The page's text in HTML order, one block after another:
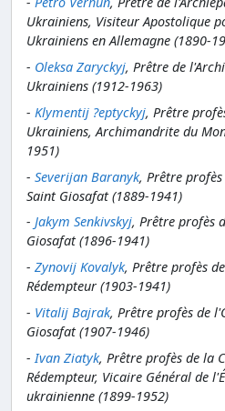
Ukrainiens, Visiteur Apostolique
Ukrainiens en Allemagne (1890-
- Oleksa Zaryckyj, Prêtre de
Ukrainiens (1912-1963)
- Klymentij ?eptyckyj, Prêtre
Ukrainiens, Archimandrite du
1951)
- Severijan Baranyk, Prêtre
Saint Giosafat (1889-1941)
- Jakym Senkivskyj, Prêtre profès
Giosafat (1896-1941)
- Zynovij Kovalyk, Prêtre profès
Rédempteur (1903-1941)
- Vitalij Bajrak, Prêtre profès de
Giosafat (1907-1946)
- Ivan Ziatyk, Prêtre profès de la
Rédempteur, Vicaire Général de
ukrainienne (1899-1952)